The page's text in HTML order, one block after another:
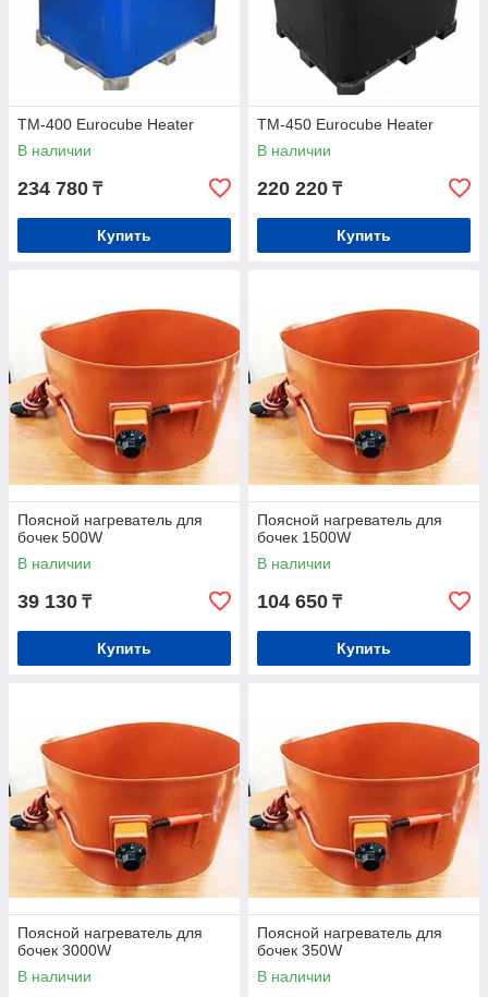
TM-400 Eurocube Heater
В наличии
234 780 ₸
Купить
TM-450 Eurocube Heater
В наличии
220 220 ₸
Купить
Поясной нагреватель для
бочек 500W
В наличии
39 130 ₸
Купить
Поясной нагреватель для
бочек 1500W
В наличии
104 650 ₸
Купить
Поясной нагреватель для
бочек 3000W
В наличии
Поясной нагреватель для
бочек 350W
В наличии